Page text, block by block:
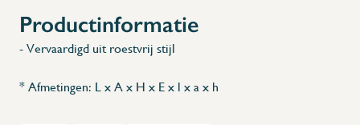
Productinformatie
- Vervaardigd uit roestvrij stijl
* Afmetingen: L x A x H x E x l x a x h